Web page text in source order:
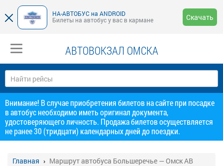
НА-АВТОБУС на ANDROID
Билеты на автобус у вас в кармане
Скачать
АВТОВОКЗАЛ ОМСКА
Внимание! В случае приобретения билетов на сайте при посадке
в автобус необходимо иметь оригинал документа,
удостоверяющего личность. Продажа билетов осуществляется
не ранее 30 (тридцати) календарных дней до поездки.
Главная Маршрут автобуса Большеречье — Омск АВ